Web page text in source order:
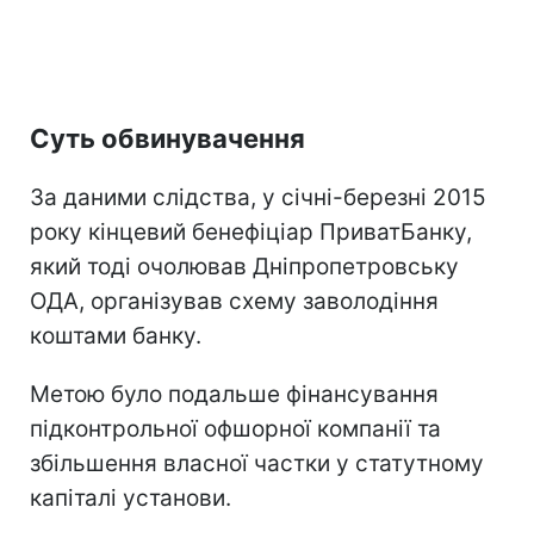
Суть обвинувачення
За даними слідства, у січні-березні 2015
року кінцевий бенефіціар ПриватБанку,
який тоді очолював Дніпропетровську
ОДА, організував схему заволодіння
коштами банку.
Метою було подальше фінансування
підконтрольної офшорної компанії та
збільшення власної частки у статутному
капіталі установи.